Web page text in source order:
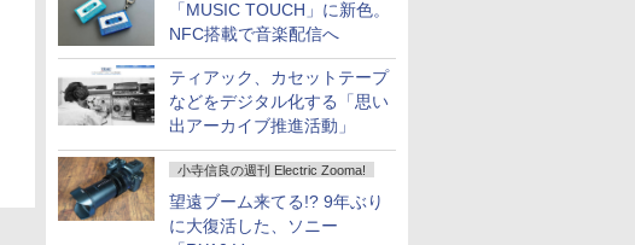
「MUSIC TOUCH」に新色。
NFC搭載で音楽配信へ
ティアック、カセットテープ
などをデジタル化する「思い
出アーカイブ推進活動」
小寺信良の週刊 Electric Zooma!
望遠ブーム来てる!? 9年ぶり
に大復活した、ソニー